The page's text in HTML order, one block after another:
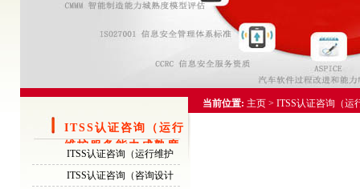
当前位置: 主页 > ITSS认证咨询（运
ITSS认证咨询（运行
维护服务能力成熟度
模型）
ITSS认证咨询（运行维护
服务能力成熟度模型）
ITSS认证咨询（咨询设计